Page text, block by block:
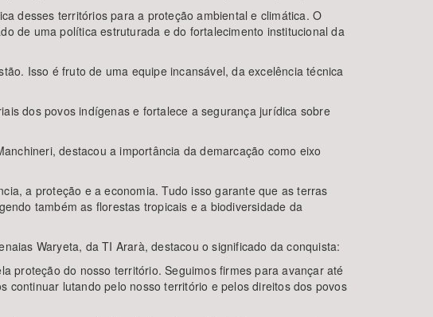
desses territórios para a proteção ambiental e climática. O
de uma política estruturada e do fortalecimento institucional da
Isso é fruto de uma equipe incansável, da excelência técnica
dos povos indígenas e fortalece a segurança jurídica sobre
destacou a importância da demarcação como eixo
a proteção e a economia. Tudo isso garante que as terras
também as florestas tropicais e a biodiversidade da
Waryeta, da TI Ararà, destacou o significado da conquista:
proteção do nosso território. Seguimos firmes para avançar até
continuar lutando pelo nosso território e pelos direitos dos povos